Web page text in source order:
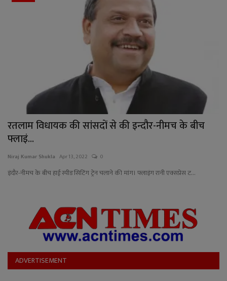
रतलाम विधायक की सांसदों से की इन्दौर-नीमच के बीच
फ्लाइं...
Niraj Kumar Shukla Apr 13, 2022 0
इंदौर-नीमच के बीच हाई स्पीड सिटिंग ट्रेन चलाने की मांग। फ्लाइंग रानी एक्सप्रेस ट...
ADVERTISEMENT